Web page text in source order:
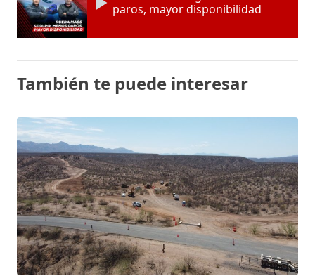
paros, mayor disponibilidad
También te puede interesar